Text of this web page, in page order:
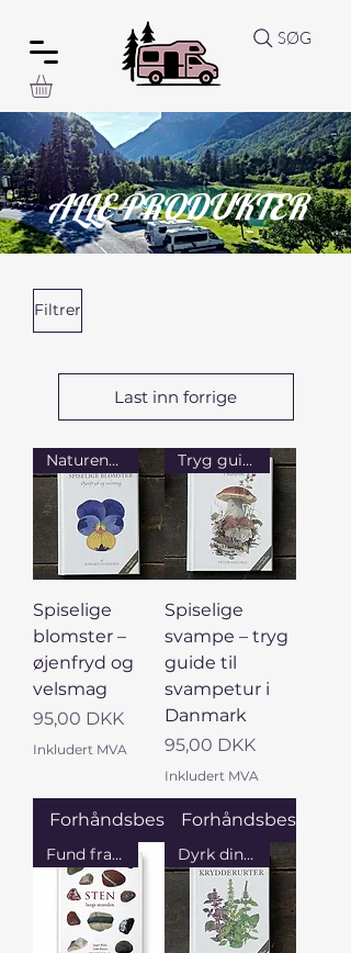
SØG
ALLE PRODUKTER
Filtrer
Last inn forrige
Naturens farver på bordet
Spiselige
blomster –
øjenfryd og
velsmag
Pris
95,00 DKK
Inkludert MVA
Forhåndsbestille
Tryg guide til svampetur
Spiselige
svampe – tryg
guide til
svampetur i
Danmark
Pris
95,00 DKK
Inkludert MVA
Forhåndsbestille
Fund fra kysten Dyrk dine egne urter